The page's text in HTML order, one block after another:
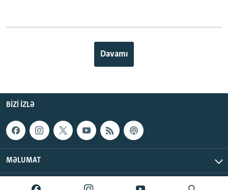
Davamı
BIZI IZLƏ
MƏLUMAT
AzadlıqRadiosu © 2026 Inc. | Bütün hüquqlar qorunur